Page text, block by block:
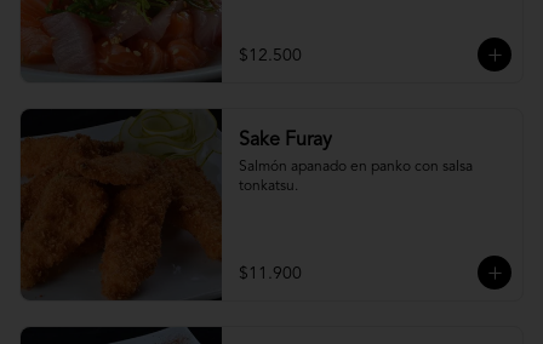
$12.500
Sake Furay
Salmón apanado en panko con salsa
tonkatsu.
$11.900